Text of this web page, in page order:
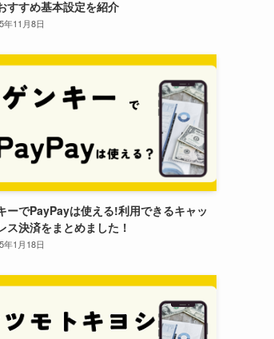
すすめ基本設定を紹介
年11月8日
ーでPayPayは使える!利用できるキャッ
ス決済をまとめました！
年1月18日